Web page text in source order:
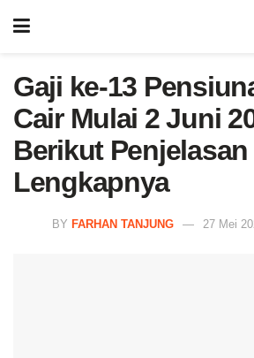
Gaji ke-13
Cair Mulai 2 Juni
Berikut Penjelasan
Lengkapnya
BY FARHAN TANJUNG 27 Mei